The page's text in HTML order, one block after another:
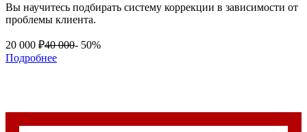
Вы научитесь подбирать систему коррекции в зависимости от
проблемы клиента.
20 000 ₽40 000- 50%
Подробнее